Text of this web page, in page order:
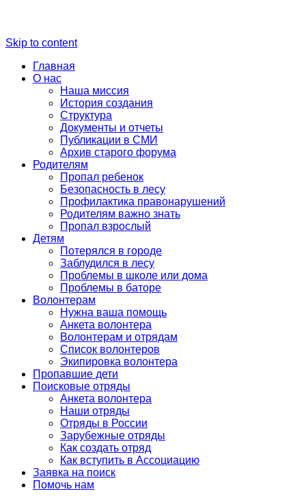
Skip to content
Главная
О нас
Наша миссия
История создания
Структура
Документы и отчеты
Публикации в СМИ
Архив старого форума
Родителям
Пропал ребенок
Безопасность в лесу
Профилактика правонарушений
Родителям важно знать
Пропал взрослый
Детям
Потерялся в городе
Заблудился в лесу
Проблемы в школе или дома
Проблемы в баторе
Волонтерам
Нужна ваша помощь
Анкета волонтера
Волонтерам и отрядам
Список волонтеров
Экипировка волонтера
Пропавшие дети
Поисковые отряды
Анкета волонтера
Наши отряды
Отряды в России
Зарубежные отряды
Как создать отряд
Как вступить в Ассоциацию
Заявка на поиск
Помочь нам